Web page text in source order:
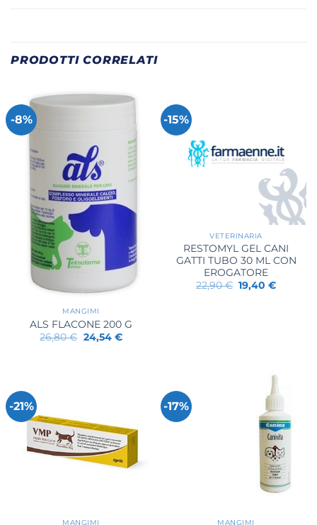
PRODOTTI CORRELATI
-8%
MANGIMI
ALS FLACONE 200 G
26,80€ Il
prezzo
24,54 €Il
-15%
VETERINARIA
RESTOMYL GEL CANI
GATTI TUBO 30 ML CON
EROGATORE
22,90€ Il
prezzo
19,40€Il
-21%
MANGIMI
-17%
MANGIMI